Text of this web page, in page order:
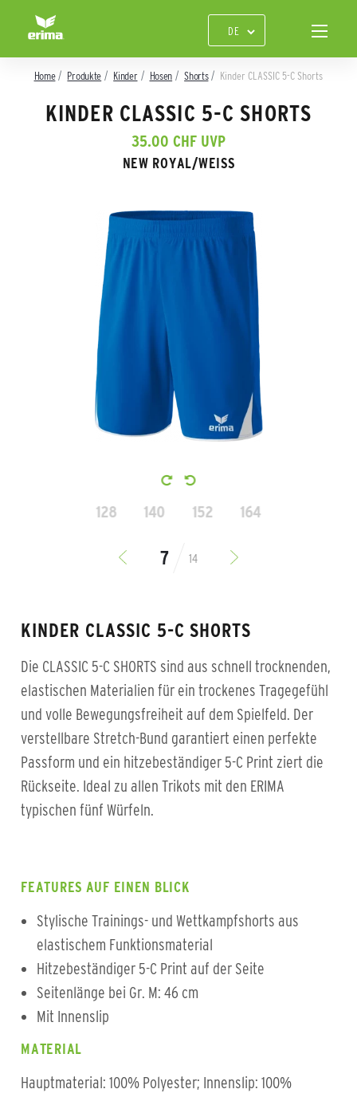
Home Produkte Kinder Hosen Shorts Kinder CLASSIC 5-C Shorts
KINDER CLASSIC 5-C SHORTS
35.00 CHF UVP
NEW ROYAL/WEISS
128 140 152 164
14
KINDER CLASSIC 5-C SHORTS
Die CLASSIC 5-C SHORTS sind aus schnell trocknenden,
elastischen Materialien für ein trockenes Tragegefühl
und volle Bewegungsfreiheit auf dem Spielfeld. Der
verstellbare Stretch-Bund garantiert einen perfekte
Passform und ein hitzebeständiger 5-C Print ziert die
Rückseite. Ideal zu allen Trikots mit den ERIMA
typischen fünf Würfeln.
FEATURES AUF EINEN BLICK
Stylische Trainings- und Wettkampfshorts aus
elastischem Funktionsmaterial
Hitzebeständiger 5-C Print auf der Seite
Seitenlänge bei Gr. M: 46 cm
Mit Innenslip
MATERIAL
Hauptmaterial: 100% Polyester; Innenslip: 100%